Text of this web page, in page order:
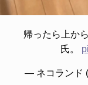
帰ったら上か
氏。
— ネコランド